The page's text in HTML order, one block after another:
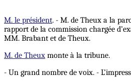
M. le président. - M. de Theux a la
rapport de la commission chargée
MM. Brabant et de Theux.
M. de Theux monte à la tribune.
- Un grand nombre de voix. -